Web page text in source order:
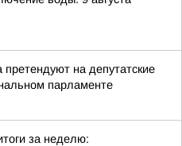
претендуют на депутатские
парламенте
за неделю: